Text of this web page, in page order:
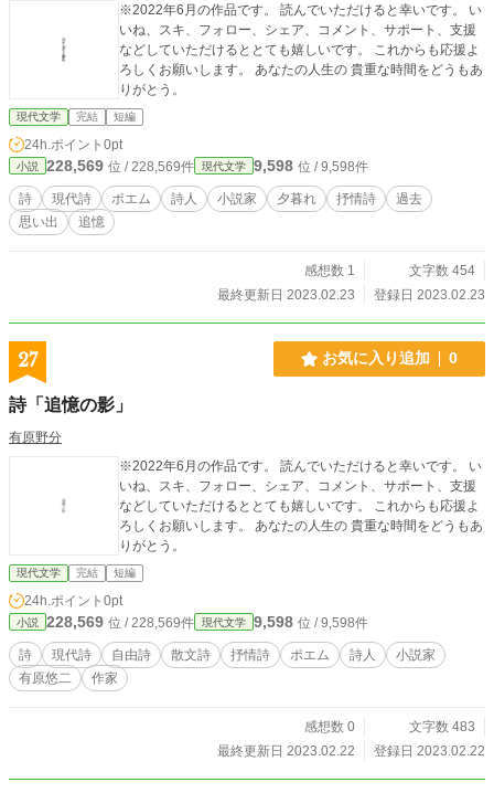
※2022年6月の作品です。 読んでいただけると幸いです。 い
いね、スキ、フォロー、シェア、コメント、サポート、支援
などしていただけるととても嬉しいです。 これからも応援よ
ろしくお願いします。 あなたの人生の 貴重な時間をどうもあ
りがとう。
現代文学 完結 短編
24h.ポイント 0pt
小説 228,569 位 / 228,569件 現代文学 9,598 位 / 9,598件
詩 現代詩 ポエム 詩人 小説家 夕暮れ 抒情詩
過去
思い出
追憶
感想数 1
文字数 454
最終更新日 2023.02.23
登録日 2023.02.23
27 お気に入り追加 0
詩「追憶の影」
有原野分
※2022年6月の作品です。 読んでいただけると幸いです。 い
いね、スキ、フォロー、シェア、コメント、サポート、支援
などしていただけるととても嬉しいです。 これからも応援よ
ろしくお願いします。 あなたの人生の 貴重な時間をどうもあ
りがとう。
現代文学 完結 短編
24h.ポイント 0pt
小説 228,569 位 / 228,569件 現代文学 9,598 位 / 9,598件
詩 現代詩 自由詩 散文詩 抒情詩 ポエム 詩人
小説家
有原悠二
作家
感想数 0
文字数 483
最終更新日 2023.02.22
登録日 2023.02.22